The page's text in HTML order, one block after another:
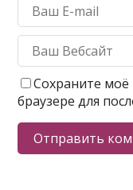
Сохраните моё
браузере для